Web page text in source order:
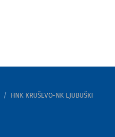
HNK KRUŠEVO-NK LJUBUŠKI